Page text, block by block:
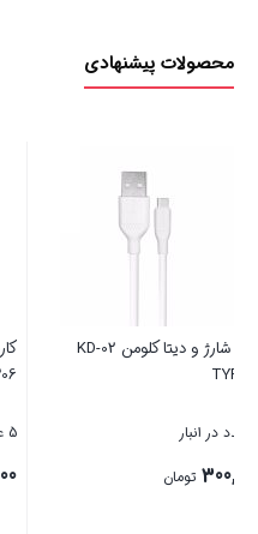
محصولات پیشنهادی
کارت شبکه USB تی پی لینک مدل
UE306
5 عدد در انبار
6,000,000